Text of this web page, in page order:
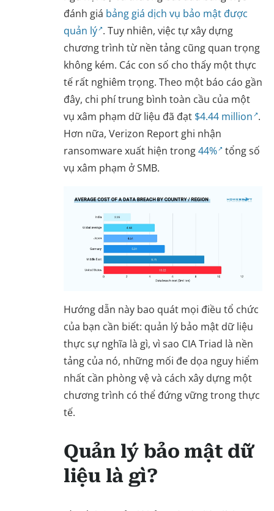
đánh giá bảng giá dịch vụ bảo mật được
quản lý . Tuy nhiên, việc tự xây dựng
chương trình từ nền tảng cũng quan trọng
không kém. Các con số cho thấy một thực
tế rất nghiêm trọng. Theo một báo cáo gần
đây, chi phí trung bình toàn cầu của một
vụ xâm phạm dữ liệu đã đạt $4.44 million .
Hơn nữa, Verizon Report ghi nhận
ransomware xuất hiện trong44% tổng số
vụ xâm phạm ở SMB.
Hướng dẫn này bao quát mọi điều tổ chức
của bạn cần biết: quản lý bảo mật dữ liệu
thực sự nghĩa là gì, vì sao CIA Triad là nền
tảng của nó, những mối đe dọa nguy hiểm
nhất cần phòng vệ và cách xây dựng một
chương trình có thể đứng vững trong thực
tế.
Quản lý bảo mật dữ
liệu là gì?